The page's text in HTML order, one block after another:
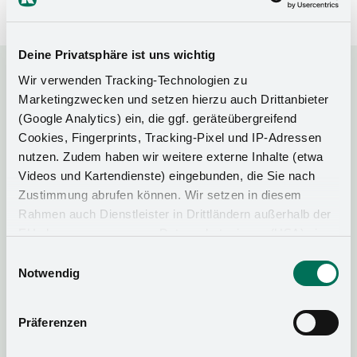
Deine Privatsphäre ist uns wichtig
Wir verwenden Tracking-Technologien zu
Marketingzwecken und setzen hierzu auch Drittanbieter
(Google Analytics) ein, die ggf. geräteübergreifend
Cookies, Fingerprints, Tracking-Pixel und IP-Adressen
nutzen. Zudem haben wir weitere externe Inhalte (etwa
Videos und Kartendienste) eingebunden, die Sie nach
Zustimmung abrufen können. Wir setzen in diesem
Rahmen auch Dienstleister in Drittländern außerhalb der
EU ohne angemessenes Datenschutzniveau (USA) ein,
zu Sicherheits- und Überwachungszwecken zugreifen,
Rechtsmittel einlegen können. Mit Ihrer Einstellung
willigen Sie in die oben beschriebenen Vorgänge ein. Sie
Notwendig
Präferenzen
cucina che di mobili per il soggiorno.
Altre informazioni? Abbiamo.
Catalogo